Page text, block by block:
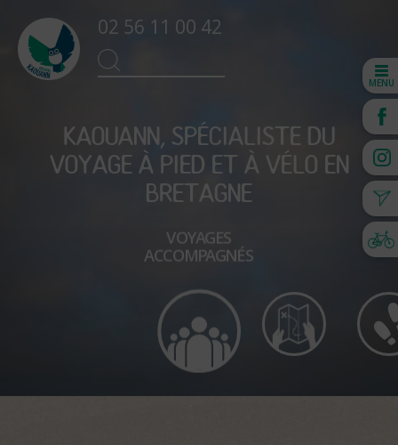
Search
for:
SEARCH
02 56 11 00 42
Kaouann
KAOUANN, SPÉCIALISTE DU
VOYAGE À PIED ET À VÉLO EN
BRETAGNE
VOYAGES
ACCOMPAGNÉS
MENU